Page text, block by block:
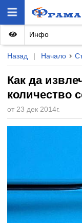
Назад | Начало
Как да
количество
от 23 дек 2014г.
Инфо